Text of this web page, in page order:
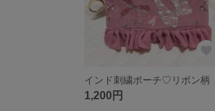
インド刺繍ポーチ♡リボン柄
1,200円